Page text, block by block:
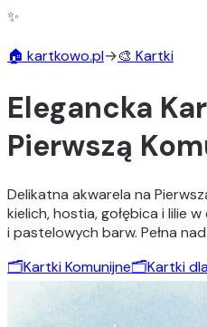
✨
🏠 kartkowo.pl→🎨 Kartki
Elegancka
Pierwszą
Delikatna akwarela na
kielich, hostia, gołębica i lilie
i pastelowych barw. Pełna
🗂️Kartki Komunijne🗂️Kartki